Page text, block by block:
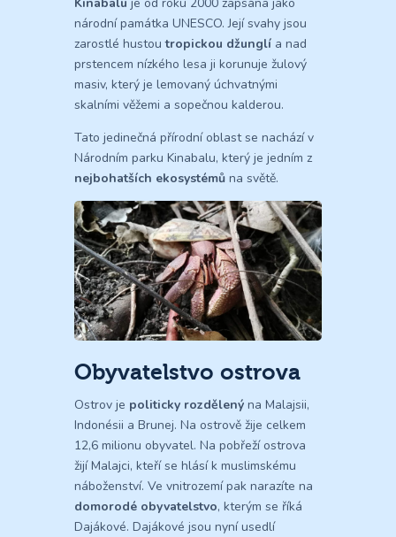
národní památka UNESCO. Její svahy jsou
zarostlé hustoutropickou džunglí a nad
prstencem nízkého lesa ji korunuje žulový
masiv, který je lemovaný úchvatnými
skalními věžemi a sopečnou kalderou.
Tato jedinečná přírodní oblast se nachází v
Národním parku Kinabalu, který je jedním z
nejbohatších ekosystémů na světě.
Obyvatelstvo ostrova
Ostrov je politicky rozdělený na Malajsii,
Indonésii a Brunej. Na ostrově žije celkem
12,6 milionu obyvatel. Na pobřeží ostrova
žijí Malajci, kteří se hlásí k muslimskému
náboženství. Ve vnitrozemí pak narazíte na
domorodé obyvatelstvo, kterým se říká
Dajákové. Dajákové jsou nyní usedlí